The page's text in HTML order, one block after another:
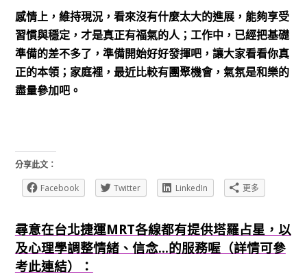
感情上，維持現況，看來沒有什麼太大的進展，能夠享受
習慣與穩定，才是真正有福氣的人；工作中，已經把基礎
準備的差不多了，準備開始好好發揮吧，讓大家看看你真
正的本領；家庭裡，最近比較有團聚機會，氣氛是和樂的
盡量參加吧。
分享此文：
Facebook
Twitter LinkedIn 更多
尋意在台北捷運MRT各線都有提供塔羅占星，以
及心理學調整情緒、信念...的服務喔（詳情可參
考此連結）：